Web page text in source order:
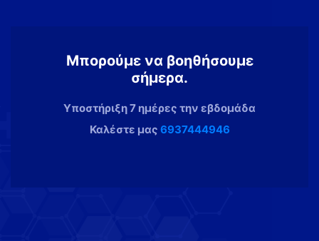
Μπορούμε να βοηθήσουμε
σήμερα.
Υποστήριξη 7 ημέρες την εβδομάδα
Καλέστε μας 6937444946